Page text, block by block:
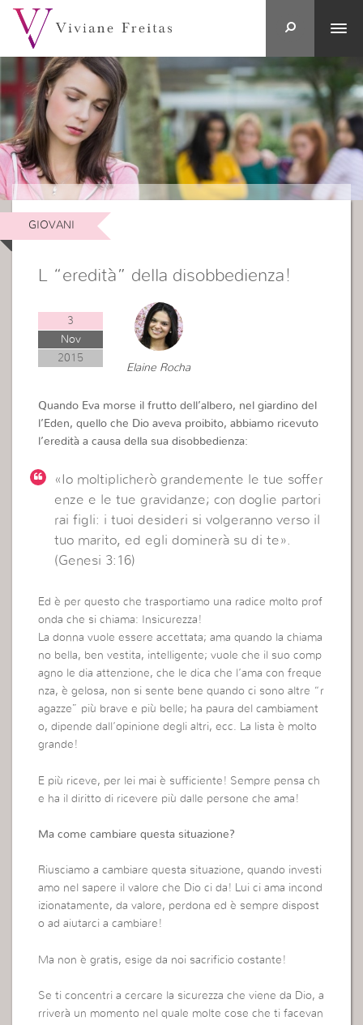
GIOVANI
L “eredità” della disobbedienza!
3
Nov
2015
Elaine Rocha
Quando Eva morse il frutto dell’albero, nel giardino del
l’Eden, quello che Dio aveva proibito, abbiamo ricevuto
l’eredità a causa della sua disobbedienza:
«Io moltiplicherò grandemente le tue soffer
enze e le tue gravidanze; con doglie partori
rai figli: i tuoi desideri si volgeranno verso il
tuo marito, ed egli dominerà su di te».
(Genesi 3:16)
Ed è per questo che trasportiamo una radice molto prof
onda che si chiama: Insicurezza!
La donna vuole essere accettata; ama quando la chiama
no bella, ben vestita, intelligente; vuole che il suo comp
agno le dia attenzione, che le dica che l’ama con freque
nza, è gelosa, non si sente bene quando ci sono altre “r
agazze” più brave e più belle; ha paura del cambiament
o, dipende dall’opinione degli altri, ecc. La lista è molto
grande!
E più riceve, per lei mai è sufficiente! Sempre pensa ch
e ha il diritto di ricevere più dalle persone che ama!
Ma come cambiare questa situazione?
Riusciamo a cambiare questa situazione, quando investi
amo nel sapere il valore che Dio ci da! Lui ci ama incond
izionatamente, da valore, perdona ed è sempre dispost
o ad aiutarci a cambiare!
Ma non è gratis, esige da noi sacrificio costante!
Se ti concentri a cercare la sicurezza che viene da Dio, a
rriverà un momento nel quale molte cose che ti facevan